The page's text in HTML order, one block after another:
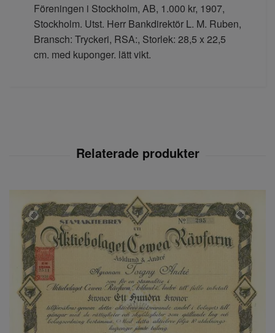
Föreningen i Stockholm, AB, 1.000 kr, 1907,
Stockholm. Utst. Herr Bankdirektör L. M. Ruben,
Bransch: Tryckeri, RSA:, Storlek: 28,5 x 22,5
cm. med kuponger. lätt vikt.